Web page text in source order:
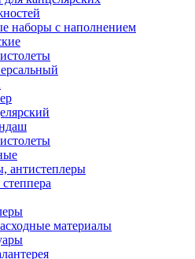
наборы с наполнением
антистеплеры
материалы